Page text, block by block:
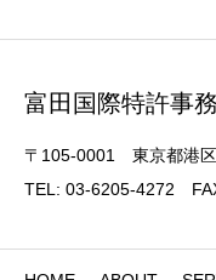
富田国際特許事
〒105-0001 東京都港
TEL: 03-6205-4272